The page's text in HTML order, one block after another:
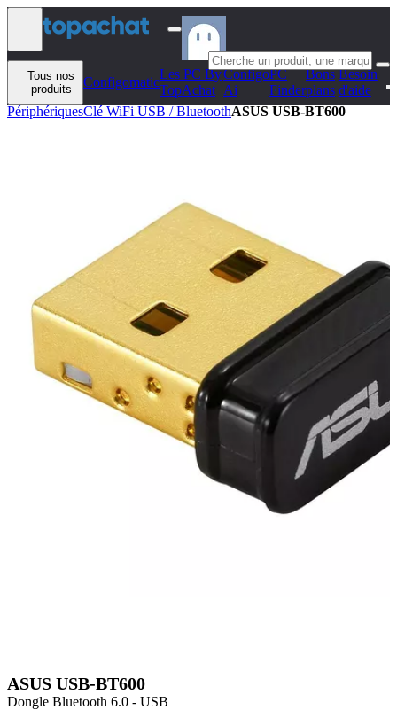
Aller au contenu
Tous nos
produits
Configomatic
Les PC By
TopAchat
Configo
Ai
PC
Finder
Bons
plans
Besoin
d'aide
PériphériquesClé WiFi USB / BluetoothASUS USB-BT600
ASUS USB-BT600
Dongle Bluetooth 6.0 - USB